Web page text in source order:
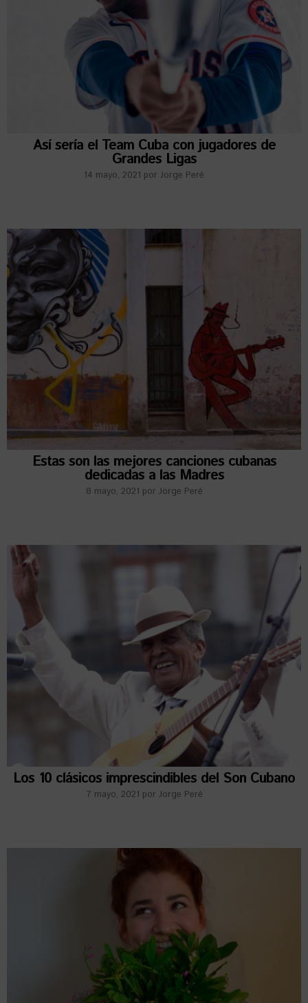
Así sería el Team Cuba con jugadores de
Grandes Ligas
14 mayo, 2021 por Jorge Peré
Estas son las mejores canciones cubanas
dedicadas a las Madres
8 mayo, 2021 por Jorge Peré
Los 10 clásicos imprescindibles del Son Cubano
7 mayo, 2021 por Jorge Peré